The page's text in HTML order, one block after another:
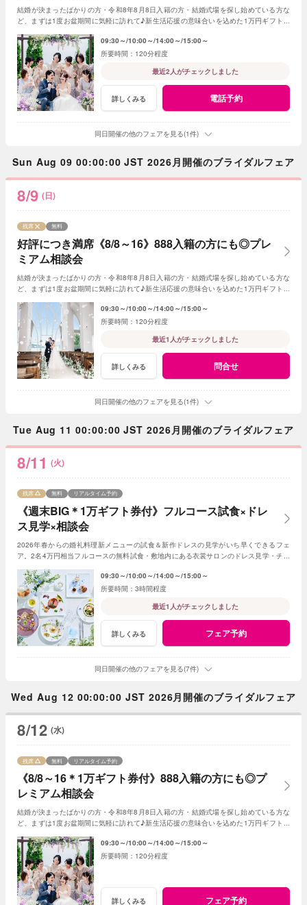
結婚が決まったばかりの方・令和8年8月8日入籍の方・結婚式場を探し始めている方な
ど、まずは1度お盆期間に気軽に訪れて♪新生活応援の意味合いを込めた1万円ギフト券
09:30～ 10:00～ 14:00～ 15:00～
120分程度
最近2人がチェックしました
詳しくみる 電話予約
同日開催の他のフェアを見る(1件)
Sun Aug 09 00:00:00 JST 2026月開催のブライダルフェア
8/9 (日)
好評につき満席《8/8～16》888入籍の方にも◎プレ
ミアム相談会
残席 無料
結婚が決まったばかりの方・令和8年8月8日入籍の方・結婚式場を探し始めている方な
ど、まずは1度お盆期間に気軽に訪れて♪新生活応援の意味合いを込めた1万円ギフト券
09:30～ 10:00～ 14:00～ 15:00～
120分程度
最近1人がチェックしました
詳しくみる 問合せ
同日開催の他のフェアを見る(1件)
Tue Aug 11 00:00:00 JST 2026月開催のブライダルフェア
8/11 (火)
《週末BIG＊1万ギフト券付》フルコース試食×ドレ
ス見学×相談会
残席 無料 リアルタイム予約
2026年春からの婚礼料理新メニューの試食＆新作ドレスの見学がいち早くできるフェ
ア。2名4万円相当フルコースの無料試食・敷地内にある衣裳サロンのドレス見学・チャ
09:30～ 10:00～ 14:00～ 15:00～
3時間程度
最近1人がチェックしました
詳しくみる フェア予約
同日開催の他のフェアを見る(7件)
Wed Aug 12 00:00:00 JST 2026月開催のブライダルフェア
8/12 (水)
《8/8～16＊1万ギフト券付》888入籍の方にも◎プ
レミアム相談会
残席 無料 リアルタイム予約
結婚が決まったばかりの方・令和8年8月8日入籍の方・結婚式場を探し始めている方な
ど、まずは1度お盆期間に気軽に訪れて♪新生活応援の意味合いを込めた1万円ギフト券
09:30～ 10:00～ 14:00～ 15:00～
120分程度
詳しくみる フェア予約